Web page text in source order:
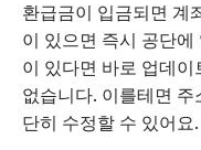
환급금이 입금되면 계
이 있으면 즉시 공단
이 있다면 바로 업데
없습니다. 이를테면
단히 수정할 수 있어요.